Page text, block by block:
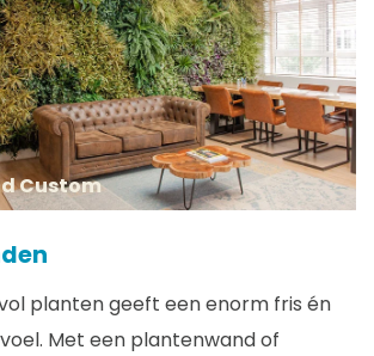
Custom
planten geeft een enorm fris én
Met een plantenwand of